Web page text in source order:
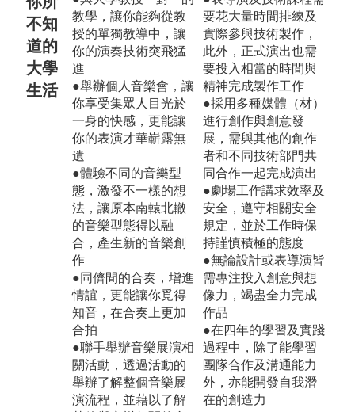
不知
道的
大學
生活
教學，讓你能夠從教
授的單獨教導中，讓
你的演奏技術突飛猛
進
●舉辦個人音樂會，讓
你享受集眾人目光於
一身的快感，更能讓
你的表演才華嶄露無
遺
●體驗不同的音樂型
態，激發不一樣的想
法，讓原本南轅北轍
的音樂型態得以融
合，產生新的音樂創
作
●同儕間的合奏，增進
情誼，更能讓你覓得
知音，在合奏上更加
合拍
●聯手舉辦音樂展演相
關活動，透過活動的
舉辦了解整個音樂展
演流程，並藉以了解
要花大量時間排練及
實際參與技術製作，
此外，正式演出也需
要投入相當的時間與
精神完成製作工作
●採用多種媒體（材）
進行創作與創意發
展，需與其他的創作
者和不同技術部門共
同合作一起完成演出
●劇場工作講求效率及
安全，遵守相關安全
規定，並於工作時保
持謹慎積極的態度
●無論設計或表導演皆
需專注投入創意與想
像力，竭盡全力完成
作品
●在四年的學習及實踐
過程中，除了能學習
團隊合作及溝通能力
外，亦能開發自我潛
在的創造力